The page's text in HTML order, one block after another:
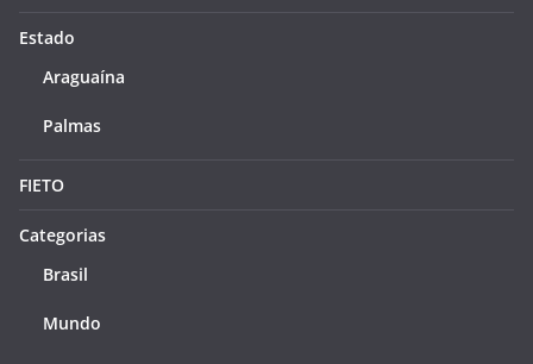
Estado
Araguaína
Palmas
FIETO
Categorias
Brasil
Mundo